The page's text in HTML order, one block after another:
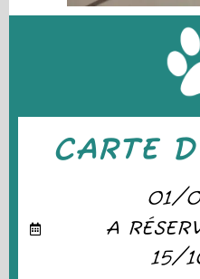
CARTE
01/
A
15/